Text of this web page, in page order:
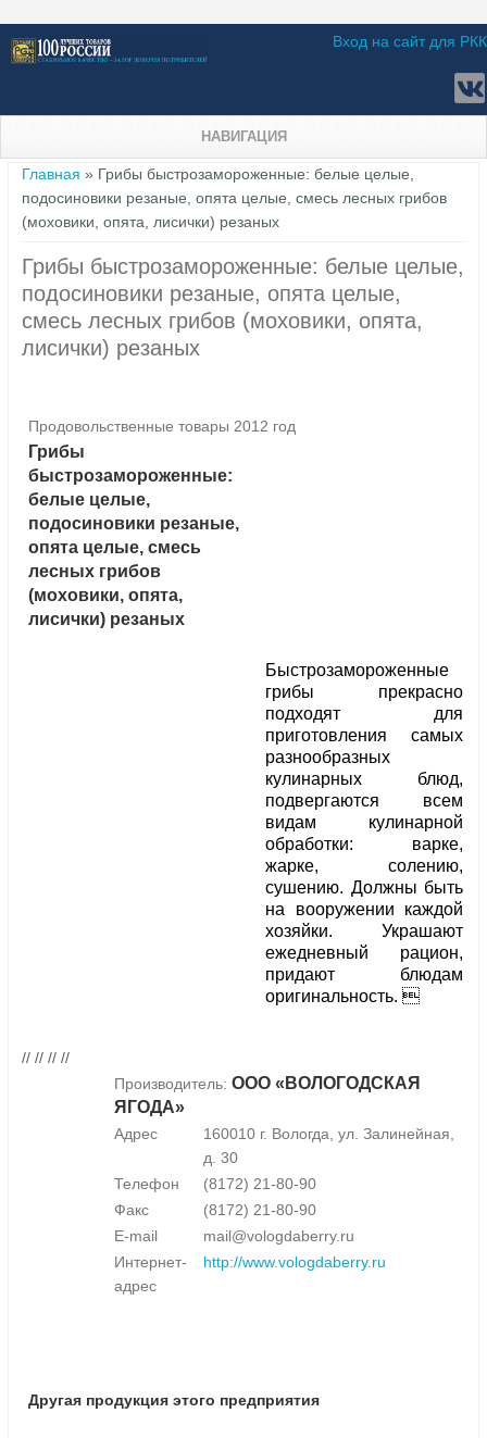
Вход на сайт для РКК
НАВИГАЦИЯ
Вы здесь
Главная » Грибы быстрозамороженные: белые целые,
подосиновики резаные, опята целые, смесь лесных грибов
(моховики, опята, лисички) резаных
Грибы быстрозамороженные: белые целые,
подосиновики резаные, опята целые,
смесь лесных грибов (моховики, опята,
лисички) резаных
Продовольственные товары 2012 год
Грибы
быстрозамороженные:
белые целые,
подосиновики резаные,
опята целые, смесь
лесных грибов
(моховики, опята,
лисички) резаных
Быстрозамороженные
грибы прекрасно
подходят для
приготовления самых
разнообразных
кулинарных блюд,
подвергаются всем
видам кулинарной
обработки: варке,
жарке, солению,
сушению. Должны быть
на вооружении каждой
хозяйки. Украшают
ежедневный рацион,
придают блюдам
оригинальность. 
// // // //
Производитель: ООО «ВОЛОГОДСКАЯ
ЯГОДА»
Адрес
160010 г. Вологда, ул. Залинейная,
д. 30
Телефон
(8172) 21-80-90
Факс
(8172) 21-80-90
E-mail
mail@vologdaberry.ru
Интернет-
адрес
http://www.vologdaberry.ru
Другая продукция этого предприятия